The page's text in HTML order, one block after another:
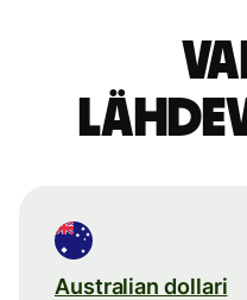
Australian dollari